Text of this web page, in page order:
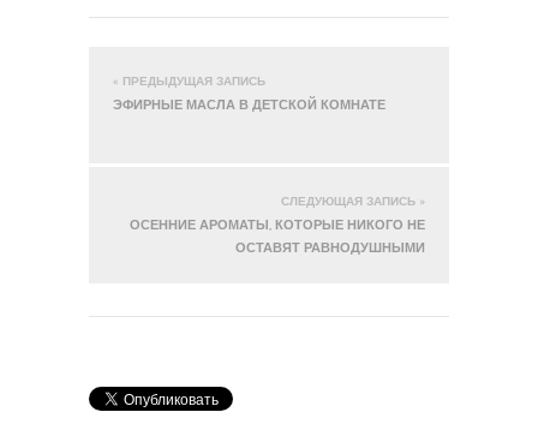
« ПРЕДЫДУЩАЯ ЗАПИСЬ
ЭФИРНЫЕ МАСЛА В ДЕТСКОЙ КОМНАТЕ
СЛЕДУЮЩАЯ ЗАПИСЬ »
ОСЕННИЕ АРОМАТЫ, КОТОРЫЕ НИКОГО НЕ
ОСТАВЯТ РАВНОДУШНЫМИ